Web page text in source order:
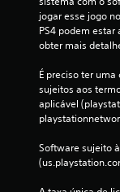
jogar esse jogo
PS4 podem
obter mais
É preciso ter
sujeitos aos
aplicável
Software sujeito